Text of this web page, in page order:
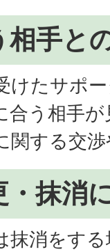
相手と
けたサポ
合う相手
関する交
抹消
抹消をす